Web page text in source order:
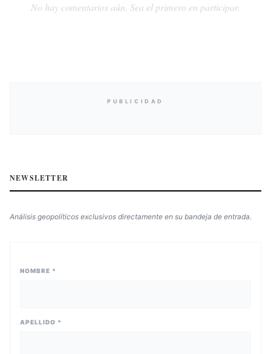
No hay comentarios aún. Sea el primero en participar.
PUBLICIDAD
NEWSLETTER
Análisis geopolíticos exclusivos directamente en su bandeja de entrada.
NOMBRE *
APELLIDO *